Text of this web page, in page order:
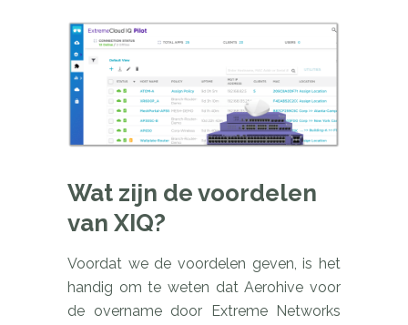
Wat zijn de voordelen
van XIQ?
Voordat we de voordelen geven, is het
handig om te weten dat Aerohive voor
de overname door Extreme Networks